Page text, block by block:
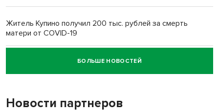
Житель Купино получил 200 тыс. рублей за смерть
матери от COVID-19
Новосибирский суд наказал водителя за смерть
пенсионерки на вокзале
БОЛЬШЕ НОВОСТЕЙ
Новости партнеров